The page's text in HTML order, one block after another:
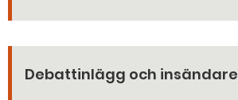
Debattinlägg och insändare